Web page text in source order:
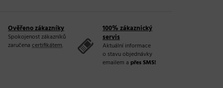
Ověřeno zákazníky
Spokojenost zákazníků
zaručena certifikátem.
100% zákaznický
servis
Aktuální informace
o stavu objednávky
emailem a přes SMS!